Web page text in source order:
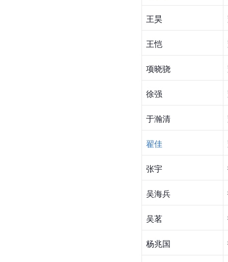
王昊
王恺
项晓骁
徐强
于瀚清
翟佳
张宇
吴海兵
吴茗
杨兆国